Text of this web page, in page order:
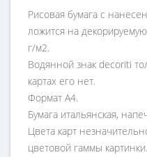
Рисовая бумага с
ложится на
г/м2.
Водянной знак decoriti
картах его нет.
Формат А4.
Бумага итальянская,
Цвета карт
цветовой гаммы картинки.